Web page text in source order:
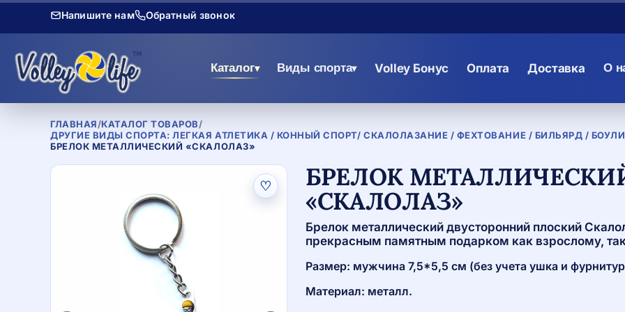
Напишите нам Обратный звонок
Каталог▾ Виды спорта▾ Volley Бонус Оплата Доставка О
ГЛАВНАЯ/КАТАЛОГ ТОВАРОВ/
ДРУГИЕ ВИДЫ СПОРТА: ЛЕГКАЯ АТЛЕТИКА / КОННЫЙ СПОРТ/ СКАЛОЛАЗАНИЕ / ФЕХТОВАНИЕ / БИЛЬЯРД /
БРЕЛОК МЕТАЛЛИЧЕСКИЙ «СКАЛОЛАЗ»
♡
БРЕЛОК
«СКАЛОЛАЗ»
Брелок металлический двусторонний плоский
прекрасным памятным подарком как взрослому,
Размер: мужчина 7,5*5,5 см (без учета ушка и
Материал: металл.